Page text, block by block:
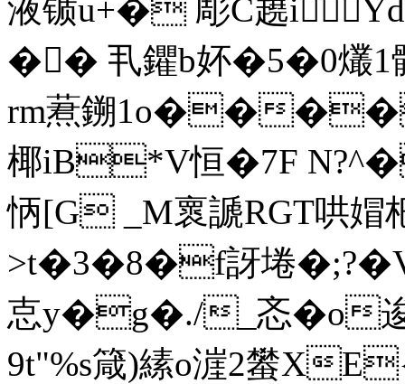
液锧u+� 彫C趬
�� 丮鑺b妚�5�0爜1
rm蔒鎙1o��
椰iB*V恒�7F
怲[G _M褱謕RGT哄媢
>t�3�8�f訝埢�;?�
怘y�g�./_忞�o
9t"%s箴)縤o漄2蠜X